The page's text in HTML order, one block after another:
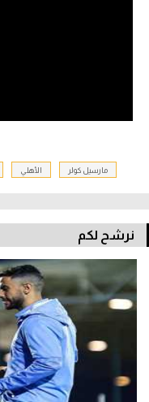
مارسيل كولر الأهلي
نرشح لكم